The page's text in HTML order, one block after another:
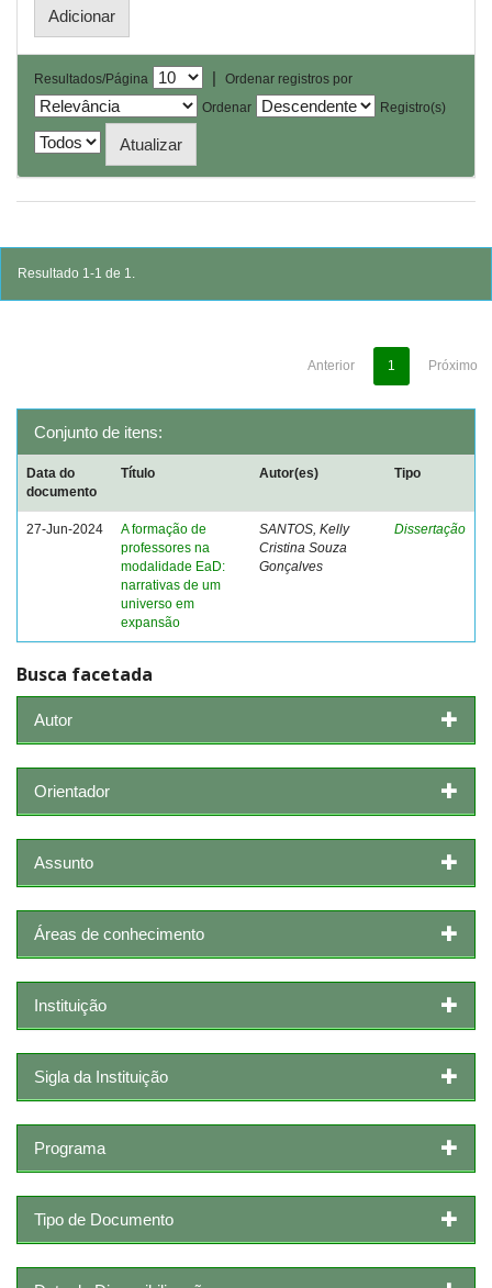
Resultados/Página |
Ordenar registros por
Ordenar
Registro(s)
Resultado 1-1 de 1.
Anterior 1 Próximo
Conjunto de itens:
Data do
documento
Título Autor(es) Tipo
27-Jun-2024
A formação de
professores na
modalidade EaD:
narrativas de um
universo em
expansão
SANTOS, Kelly
Cristina Souza
Gonçalves
Dissertação
Busca facetada
Autor
Orientador
Assunto
Áreas de conhecimento
Instituição
Sigla da Instituição
Programa
Tipo de Documento